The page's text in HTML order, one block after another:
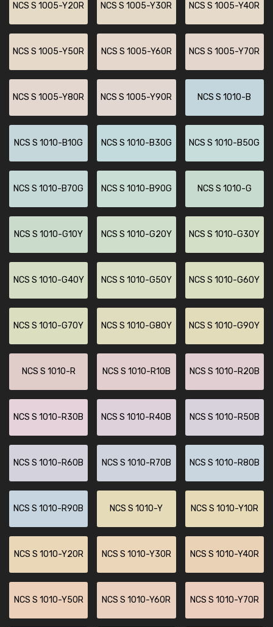
NCS S 1005-Y20R NCS S 1005-Y30R NCS S 1005-Y40R
NCS S 1005-Y50R NCS S 1005-Y60R NCS S 1005-Y70R
NCS S 1005-Y80R NCS S 1005-Y90R NCS S 1010-B
NCS S 1010-B10G NCS S 1010-B30G NCS S 1010-B50G
NCS S 1010-B70G NCS S 1010-B90G NCS S 1010-G
NCS S 1010-G10Y NCS S 1010-G20Y NCS S 1010-G30Y
NCS S 1010-G40Y NCS S 1010-G50Y NCS S 1010-G60Y
NCS S 1010-G70Y NCS S 1010-G80Y NCS S 1010-G90Y
NCS S 1010-R NCS S 1010-R10B NCS S 1010-R20B
NCS S 1010-R30B NCS S 1010-R40B NCS S 1010-R50B
NCS S 1010-R60B NCS S 1010-R70B NCS S 1010-R80B
NCS S 1010-R90B NCS S 1010-Y NCS S 1010-Y10R
NCS S 1010-Y20R NCS S 1010-Y30R NCS S 1010-Y40R
NCS S 1010-Y50R NCS S 1010-Y60R NCS S 1010-Y70R